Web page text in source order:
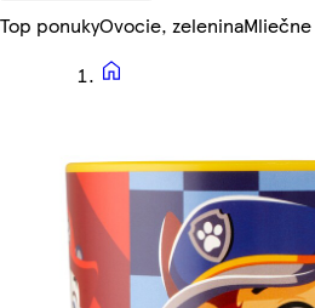
Top ponukyOvocie, zelenina